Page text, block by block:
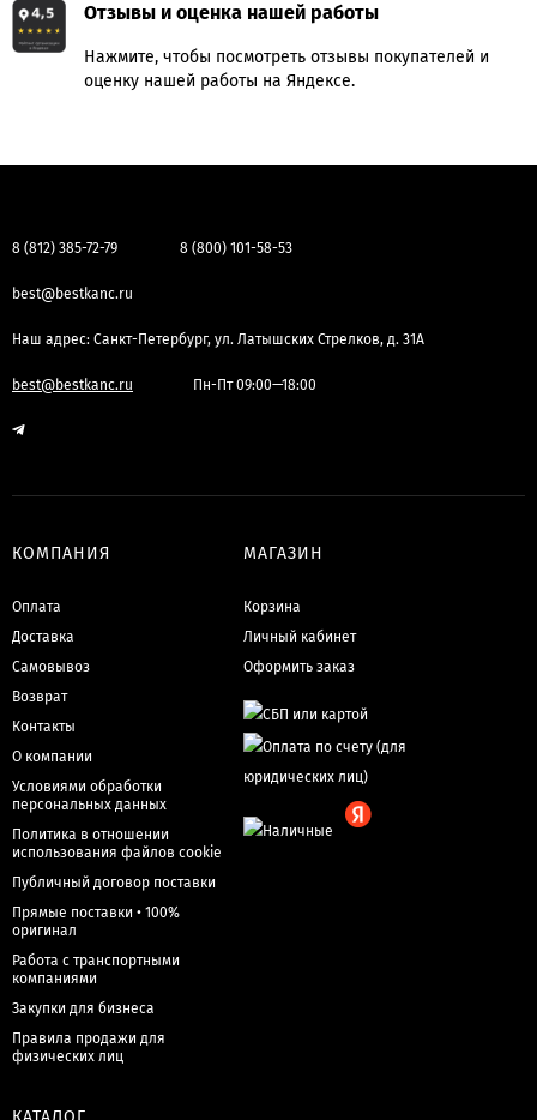
Отзывы и оценка нашей работы
Нажмите, чтобы посмотреть отзывы покупателей и
оценку нашей работы на Яндексе.
8 (812) 385-72-79 8 (800) 101-58-53
best@bestkanc.ru
Наш адрес: Санкт-Петербург, ул. Латышских Стрелков, д. 31А
best@bestkanc.ru Пн-Пт 09:00—18:00
КОМПАНИЯ
Оплата
Доставка
Самовывоз
Возврат
Контакты
О компании
Условиями обработки
персональных данных
Политика в отношении
использования файлов cookie
Публичный договор поставки
Прямые поставки • 100%
оригинал
Работа с транспортными
компаниями
Закупки для бизнеса
Правила продажи для
физических лиц
МАГАЗИН
Корзина
Личный кабинет
Оформить заказ